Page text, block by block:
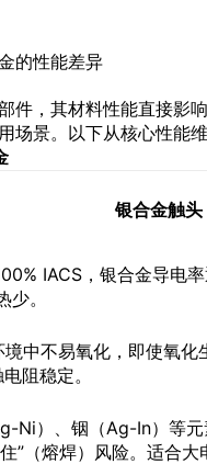
的性能差异
件，其材料性能直接影
场景。以下从核心性能
银合金触头
IACS，银合金导电
。
中不易氧化，即使氧
阻稳定。
Ni）、铟（Ag-In）等
”（熔焊）风险。适合大